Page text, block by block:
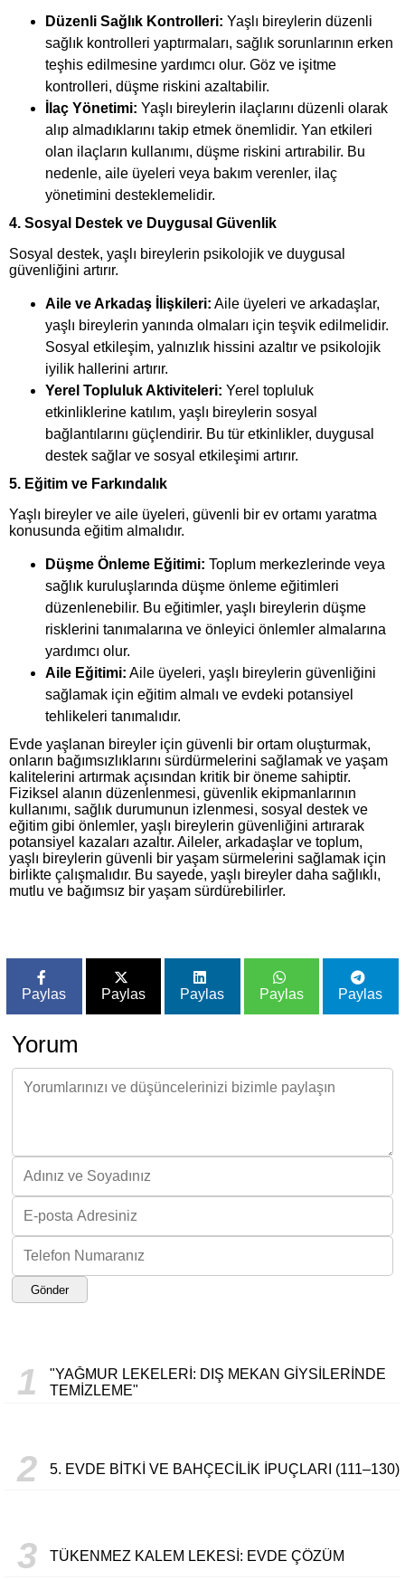
Düzenli Sağlık Kontrolleri: Yaşlı bireylerin düzenli
sağlık kontrolleri yaptırmaları, sağlık sorunlarının erken
teşhis edilmesine yardımcı olur. Göz ve işitme
kontrolleri, düşme riskini azaltabilir.
İlaç Yönetimi: Yaşlı bireylerin ilaçlarını düzenli olarak
alıp almadıklarını takip etmek önemlidir. Yan etkileri
olan ilaçların kullanımı, düşme riskini artırabilir. Bu
nedenle, aile üyeleri veya bakım verenler, ilaç
yönetimini desteklemelidir.
4. Sosyal Destek ve Duygusal Güvenlik
Sosyal destek, yaşlı bireylerin psikolojik ve duygusal
güvenliğini artırır.
Aile ve Arkadaş İlişkileri: Aile üyeleri ve arkadaşlar,
yaşlı bireylerin yanında olmaları için teşvik edilmelidir.
Sosyal etkileşim, yalnızlık hissini azaltır ve psikolojik
iyilik hallerini artırır.
Yerel Topluluk Aktiviteleri: Yerel topluluk
etkinliklerine katılım, yaşlı bireylerin sosyal
bağlantılarını güçlendirir. Bu tür etkinlikler, duygusal
destek sağlar ve sosyal etkileşimi artırır.
5. Eğitim ve Farkındalık
Yaşlı bireyler ve aile üyeleri, güvenli bir ev ortamı yaratma
konusunda eğitim almalıdır.
Düşme Önleme Eğitimi: Toplum merkezlerinde veya
sağlık kuruluşlarında düşme önleme eğitimleri
düzenlenebilir. Bu eğitimler, yaşlı bireylerin düşme
risklerini tanımalarına ve önleyici önlemler almalarına
yardımcı olur.
Aile Eğitimi: Aile üyeleri, yaşlı bireylerin güvenliğini
sağlamak için eğitim almalı ve evdeki potansiyel
tehlikeleri tanımalıdır.
Evde yaşlanan bireyler için güvenli bir ortam oluşturmak,
onların bağımsızlıklarını sürdürmelerini sağlamak ve yaşam
kalitelerini artırmak açısından kritik bir öneme sahiptir.
Fiziksel alanın düzenlenmesi, güvenlik ekipmanlarının
kullanımı, sağlık durumunun izlenmesi, sosyal destek ve
eğitim gibi önlemler, yaşlı bireylerin güvenliğini artırarak
potansiyel kazaları azaltır. Aileler, arkadaşlar ve toplum,
yaşlı bireylerin güvenli bir yaşam sürmelerini sağlamak için
birlikte çalışmalıdır. Bu sayede, yaşlı bireyler daha sağlıklı,
mutlu ve bağımsız bir yaşam sürdürebilirler.
Paylas Paylas Paylas Paylas Paylas
Yorum
Gönder
1
"YAĞMUR LEKELERI: DIŞ MEKAN GIYSILERINDE
TEMIZLEME"
2 5. EVDE BITKI VE BAHÇECILIK İPUÇLARI (111–130)
3 TÜKENMEZ KALEM LEKESI: EVDE ÇÖZÜM